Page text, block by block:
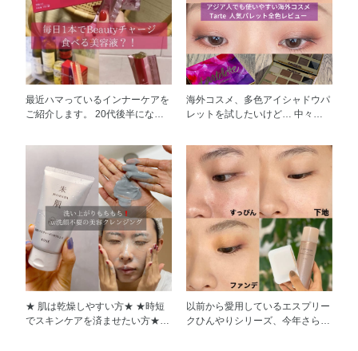
最近ハマっているインナーケアを
ご紹介します。 20代後半になっ
ち始めました。 最近のお気に入
りは「食べるライスパワー
®No.103配合の米肌 ライスパワ
ージュレ」です。 こちらのジュ
レはライスパワー以外、コラーゲ
ン、ビタミンC、ザクロ酢など、
厳選の美容サポート成分も配合さ
れています。 そして、こちらの
商品は脂質ゼロ、ノンカフェイン
です！ 時間を気にせずいつ食べ
ても罪悪感ゼロは女性に嬉しいで
すよね。 味はさわやかな酸味と
適度な甘さでとても美味しいで
海外コスメ、多色アイシャドウパ
レットを試したいけど… 中々勇
い！ アジア人でも普段使いしや
すいタルトの人気アイシャドウパ
レットをご紹介します！ Tarteの
アイシャドウパレットと言えばコ
レ！ぐらい長年愛されている人気
パレットです。 実は私、大学時
代からこちらのパレットを愛用し
ています。 私のおすすめ理由は3
つあります！ ①全12色捨て色な
し！ マット、パール、ラメな
どベースカラーから締め色まで
ベーシックで使いやすい色が揃
っています。 12色捨て色がな
★ 肌は乾燥しやすい方★ ★時短
でスキンケアを済ませたい方★
以前から愛用しているエスプリー
クひんやりシリーズ、今年さらに